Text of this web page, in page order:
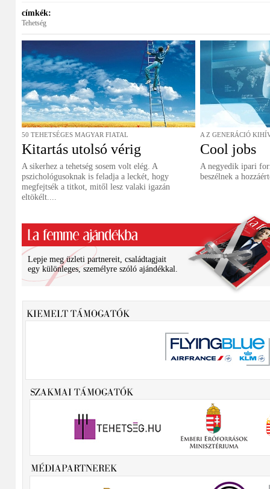
címkék:
Tehetség
50 TEHETSÉGES MAGYAR FIATAL
Kitartás utolsó vérig
A sikerhez a tehetség sosem volt elég. A
pszichológusoknak is feladja a leckét, hogy
megfejtsék a titkot, mitől lesz valaki igazán
eltökélt....
A Z GENERÁCIÓ
Cool jobs
A negyedik ipari
beszélnek a
Lepje meg üzleti partnereit, családtagjait
egy különleges, személyre szóló ajándékkal.